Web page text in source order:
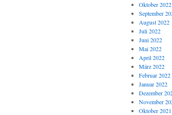
Oktober 2022
September
August 2022
Juli 2022
Juni 2022
Mai 2022
April 2022
März 2022
Februar 2022
Januar 2022
Dezember
November
Oktober 2021